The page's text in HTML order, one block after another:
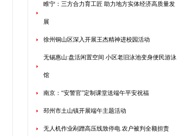
睢宁：三方合力育工匠 助力地方实体经济高质量发
展
徐州铜山区深入开展王杰精神进校园活动
无锡惠山:盘活闲置空间 小区老旧泳池变身便民游泳
馆
南京：“安警官”定制课堂送端午平安祝福
邳州市土山镇开展端午主题活动
无人机作业剐蹭高压线致停电 农户被判全额担责